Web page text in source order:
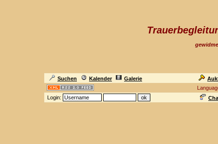
Suchen Kalender Galerie
Login: